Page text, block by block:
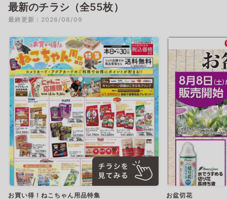
最新のチラシ（全55枚）
最終更新：2026/08/09
お買い得！ねこちゃん用品特集 お盆切花